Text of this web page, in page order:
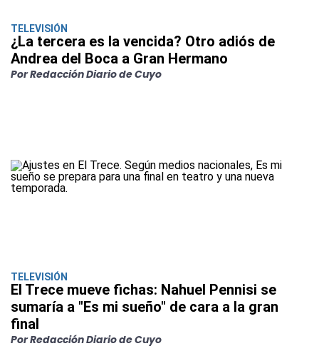
TELEVISIÓN
¿La tercera es la vencida? Otro adiós de
Andrea del Boca a Gran Hermano
Por Redacción Diario de Cuyo
TELEVISIÓN
El Trece mueve fichas: Nahuel Pennisi se
sumaría a "Es mi sueño" de cara a la gran
final
Por Redacción Diario de Cuyo